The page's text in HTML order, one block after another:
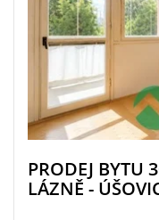
PRODEJ BYTU
LÁZNĚ -